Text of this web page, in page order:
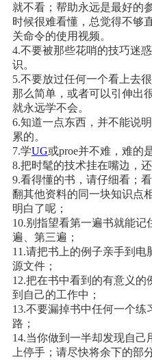
就不看；帮助永远是最好的
时候很难看懂，总觉得不够
关命令的使用视频。
4.不要被那些花哨的技巧迷
识。
5.不要放过任何一个看上去
那么简单，或者可以引伸出
就永远学不会。
6.知道一点东西，并不能说
累的。
7.学UG或proe并不难，难的
8.把时髦的技术挂在嘴边，
9.看得懂的书，请仔细看；
翻其他资料的同一块知识点
明白了呢；
10.别指望看第一遍书就能
遍、第三遍；
11.请把书上的例子亲手到
源文件；
12.把在书中看到的有意义的
到自己的工作中；
13.不要漏掉书中任何一个
路；
14.当你做到一半却发现自
上停手；请尽快将余下的部